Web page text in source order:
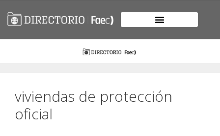
viviendas de protección
oficial